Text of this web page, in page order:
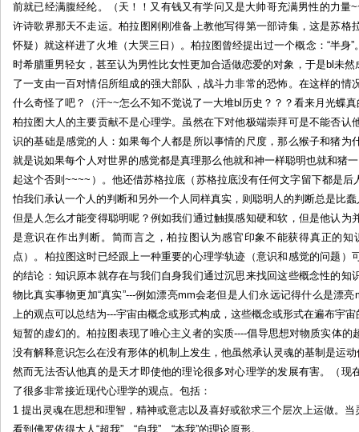
前就已经满腹经纶。（天！！又有钱又有学问又是大帅哥充满男性的力
许诗歌界那天不走运。柏拉图刚刚准备上教他写得第一部诗集，这是苏格
怀疑）就这样进了火堆（大哭三日）。柏拉图曾经提出过一个概念：“半身
时希腊重男轻女，甚至认为男性比女性更加合适做恋爱的对象，于是bl未
了一支由一百对情侣所组成的强大部队，战斗力非常的恐怖。在这样的情
什么奇怪了吧？（汗~~怎么不知不觉说了一大堆bl历史？？？看来月光蝶
柏拉图大人的主要贡献不是心理学。虽然在下对他极端崇拜可是不能否认
识的基础是感觉的人：如果每个人都是所以事情的尺度，那么猴子和猪为
就是说如果每个人对世界的感觉都是真理那么他就和神一样聪明也就和猪
起这个否则~~~~）。他还借苏格拉底（苏格拉底没有任何文字留下都是
怕我们承认一个人的判断和另外一个人同样真实，则聪明人的判断总是比
但是人怎么才能变得聪明呢？例如我们通过触摸感知硬和软，但是他认为
是意识在作出判断。简而言之，柏拉图认为感官印象不能获得真正的
点）。柏拉图这时已经跟上一种重要的心理学轨迹（意识和感觉的问题）
的结论：知识原本就存在与我们自身我们通过沉思来找回这些概念性的知
物比真实事物更加“真实”---例如漂亮mm会老但是人们永远记得什么是漂
上的观点可以总结为---宇宙由概念或形式构成，这些概念或形式在遍布宇
短暂的虚幻的。柏拉图表现了唯心主义者的实质----倡导思想对物质实体
没有解释意识怎么在没有形体的机制上发生，他虽然承认灵魂的基制是运
然而无法否认他真的是天才即使他的理论很多对心理学的发展有害。（现
了很多非常接近现代心理学的观点。包括：
1 提出灵魂在思想和理智，精神或意志以及喜好或欲求三个层次上运做。
看到佛罗依得大人“超我”、“自我”、“本我”的理论原形。